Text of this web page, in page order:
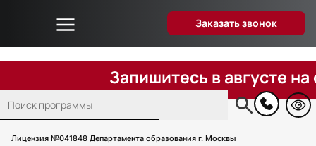
Лицензия №041848 Департамента образования г. Москвы
Заказать звонок
Основная
навигация
Об университете
Дистанционное образование
Преподаватели
Вопрос-ответ
Запишитесь в августе на